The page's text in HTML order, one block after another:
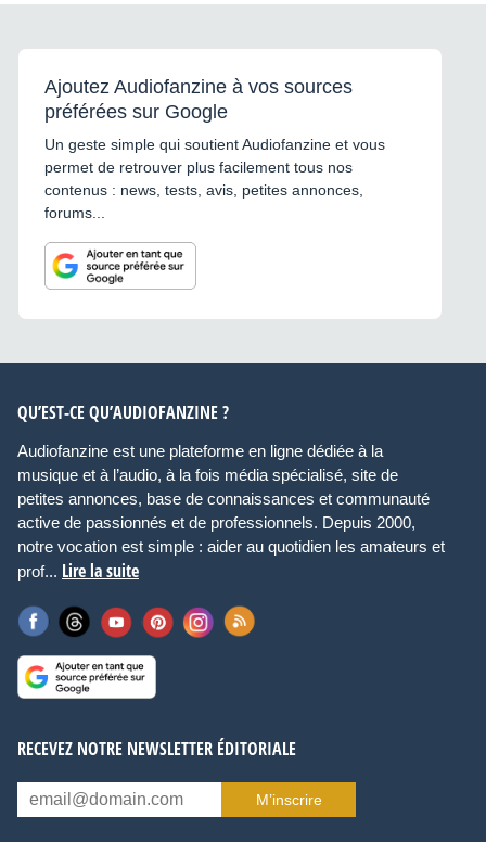
Ajoutez Audiofanzine à vos sources
préférées sur Google
Un geste simple qui soutient Audiofanzine et vous
permet de retrouver plus facilement tous nos
contenus : news, tests, avis, petites annonces,
forums...
QU’EST-CE QU’AUDIOFANZINE ?
Audiofanzine est une plateforme en ligne dédiée à la
musique et à l’audio, à la fois média spécialisé, site de
petites annonces, base de connaissances et communauté
active de passionnés et de professionnels. Depuis 2000,
notre vocation est simple : aider au quotidien les amateurs et
prof... Lire la suite
RECEVEZ NOTRE NEWSLETTER ÉDITORIALE
M’inscrire